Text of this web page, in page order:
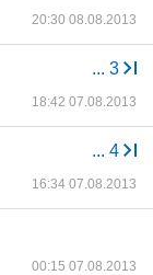
20:30 08.08.2013
... 3
18:42 07.08.2013
... 4
16:34 07.08.2013
00:15 07.08.2013